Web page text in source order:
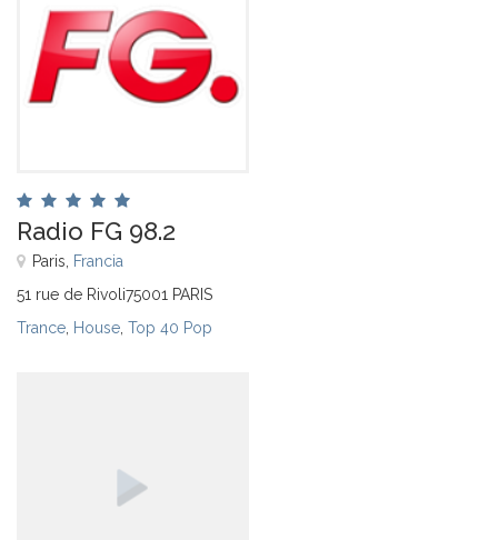
Radio FG 98.2
Paris, Francia
51 rue de Rivoli75001 PARIS
Trance House Top 40 Pop